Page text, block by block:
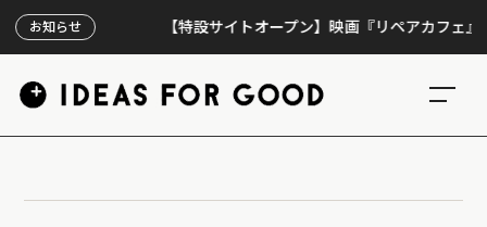
お知らせ 【特設サイトオープン】映画『リペアカフェ』、上